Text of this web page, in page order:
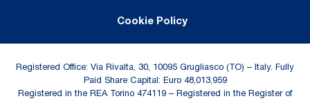
Cookie Policy
Registered Office: Via Rivalta, 30, 10095 Grugliasco (TO) – Italy. Fully
Paid Share Capital: Euro 48,013,959
Registered in the REA Torino 474119 – Registered in the Register of